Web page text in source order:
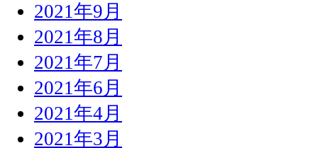
2021年9月
2021年8月
2021年7月
2021年6月
2021年4月
2021年3月